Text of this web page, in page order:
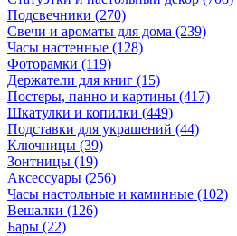
Подсвечники (270)
Свечи и ароматы для дома (239)
Часы настенные (128)
Фоторамки (119)
Держатели для книг (15)
Постеры, панно и картины (417)
Шкатулки и копилки (449)
Подставки для украшений (44)
Ключницы (39)
Зонтницы (19)
Аксессуары (256)
Часы настольные и каминные (102)
Вешалки (126)
Бары (22)